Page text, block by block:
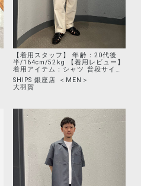
【着用スタッフ】 年齢：20代後
半/164cm/52kg 【着用レビュー】
着用アイテム：シャツ 普段サイ
ズ：M/着用サイズ：M サイズ感：
ゆったりめ 着心地：リネン素
材ですが、柄も細かくレギュラー
段サイズ：S/着用サイズ：M サイ
ズ感：ゆったりめ 着心地：薄手の
ベイカーパンツです。カジュアル
感の強いアイテムですが、白色に
することで綺麗目な印象にしまし
た。また、よりゆったりめに履き
たかったためワンサイズ上げて着
用しています。 着用アイテム：カ
ットソー 着用サイズ：M/着用サイ
ズ：M サイズ感：ややゆったりめ
です。 着心地：程よく肉厚で、透
SHIPS 銀座店 ＜MEN＞
大羽賀